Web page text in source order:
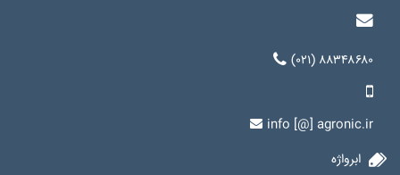
(۰۲۱) ۸۸۳۴۸۶۸۰
info [@] agronic.ir
ابرواژه